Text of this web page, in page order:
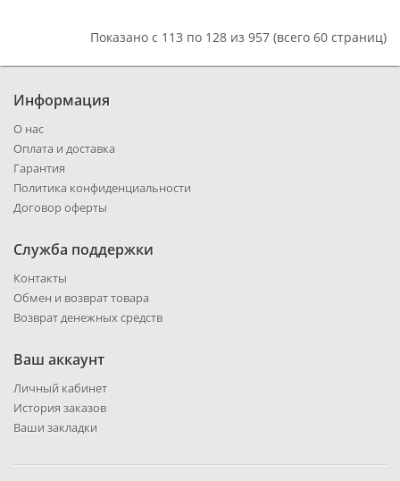
Показано с 113 по 128 из 957 (всего 60 страниц)
Информация
О нас
Оплата и доставка
Гарантия
Политика конфиденциальности
Договор оферты
Служба поддержки
Контакты
Обмен и возврат товара
Возврат денежных средств
Ваш аккаунт
Личный кабинет
История заказов
Ваши закладки